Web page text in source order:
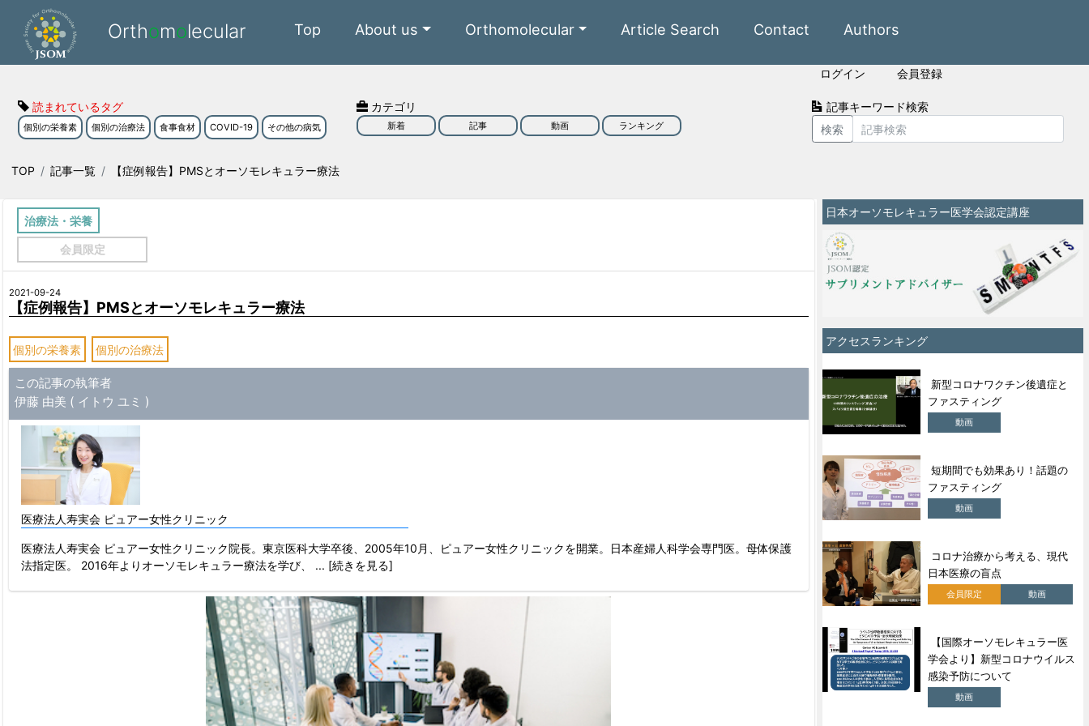
Orthomolecular Top About us Orthomolecular Article Search Contact Authors
ログイン 会員登録
読まれているタグ
個別の栄養素 個別の治療法 食事食材 COVID-19 その他の病気
カテゴリ
新着 記事 動画 ランキング
記事キーワード検索
検索
TOP 記事一覧 【症例報告】PMSとオーソモレキュラー療法
治療法・栄養
会員限定
2021-09-24
【症例報告】PMSとオーソモレキュラー療法
個別の栄養素 個別の治療法
この記事の執筆者
伊藤 由美 ( イトウ ユミ )
医療法人寿実会 ピュアー女性クリニック
医療法人寿実会 ピュアー女性クリニック院長。東京医科大学卒後、2005年10月、ピュアー女性クリニックを開業。日本産婦人科学会専門医。母体保護
法指定医。 2016年よりオーソモレキュラー療法を学び、 ... [続きを見る]
日本オーソモレキュラー医学会認定講座
アクセスランキング
新型コロナワクチン後遺症と
ファスティング
動画
短期間でも効果あり！話題の
ファスティング
動画
コロナ治療から考える、現代
日本医療の盲点
会員限定 動画
【国際オーソモレキュラー医
学会より】新型コロナウイルス
感染予防について
動画